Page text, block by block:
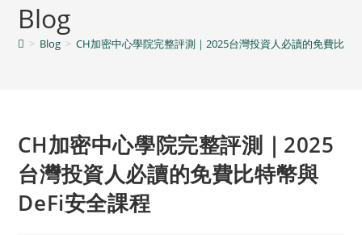
Blog
> Blog > CH加密中心學院完整評測｜2025台灣投資人必讀的免費比特
CH加密中心學院完整評測｜2025
台灣投資人必讀的免費比特幣與
DeFi安全課程